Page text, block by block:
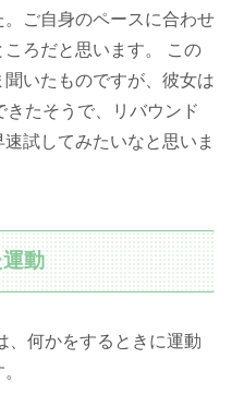
ご自身のペースに合わせ
ろだと思います。 この
いたものですが、彼女は
たそうで、リバウンド
試してみたいなと思いま
動
、何かをするときに運動